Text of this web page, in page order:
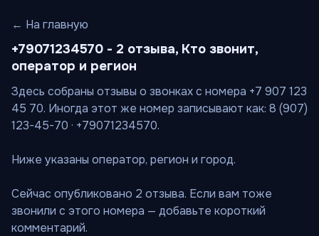
← На главную
+79071234570 - 2 отзыва, Кто звонит,
оператор и регион
Здесь собраны отзывы о звонках с номера +7 907 123
45 70. Иногда этот же номер записывают как: 8 (907)
123-45-70 · +79071234570.
Ниже указаны оператор, регион и город.
Сейчас опубликовано 2 отзыва. Если вам тоже
звонили с этого номера — добавьте короткий
комментарий.